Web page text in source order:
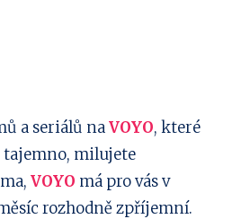
a seriálů naVOYO, které
tajemno, milujete
VOYO má pro vás v
rozhodně zpříjemní.